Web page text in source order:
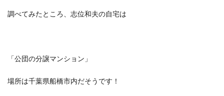
調べてみたところ、志位和夫の自宅は
「公団の分譲マンション」
場所は千葉県船橋市内だそうです！